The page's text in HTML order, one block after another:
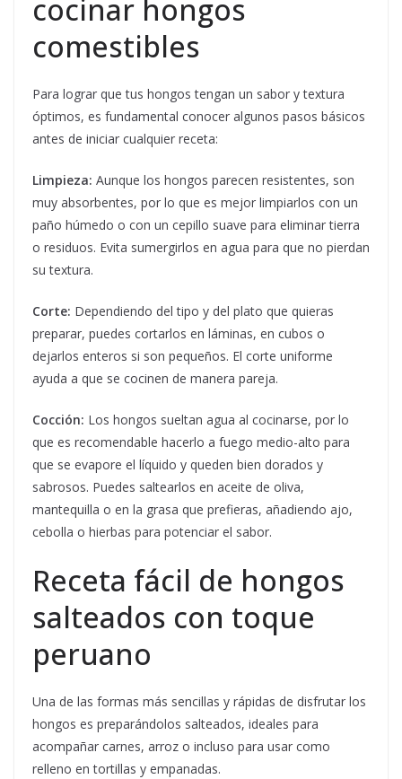
cocinar hongos
comestibles
Para lograr que tus hongos tengan un sabor y textura
óptimos, es fundamental conocer algunos pasos básicos
antes de iniciar cualquier receta:
Limpieza: Aunque los hongos parecen resistentes, son
muy absorbentes, por lo que es mejor limpiarlos con un
paño húmedo o con un cepillo suave para eliminar tierra
o residuos. Evita sumergirlos en agua para que no pierdan
su textura.
Corte: Dependiendo del tipo y del plato que quieras
preparar, puedes cortarlos en láminas, en cubos o
dejarlos enteros si son pequeños. El corte uniforme
ayuda a que se cocinen de manera pareja.
Cocción: Los hongos sueltan agua al cocinarse, por lo
que es recomendable hacerlo a fuego medio-alto para
que se evapore el líquido y queden bien dorados y
sabrosos. Puedes saltearlos en aceite de oliva,
mantequilla o en la grasa que prefieras, añadiendo ajo,
cebolla o hierbas para potenciar el sabor.
Receta fácil de hongos
salteados con toque
peruano
Una de las formas más sencillas y rápidas de disfrutar los
hongos es preparándolos salteados, ideales para
acompañar carnes, arroz o incluso para usar como
relleno en tortillas y empanadas.